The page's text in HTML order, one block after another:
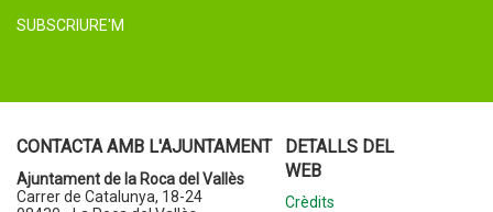
SUBSCRIURE'M
CONTACTA AMB L'AJUNTAMENT
Ajuntament de la Roca del Vallès
Carrer de Catalunya, 18-24
DETALLS DEL
WEB
Crèdits